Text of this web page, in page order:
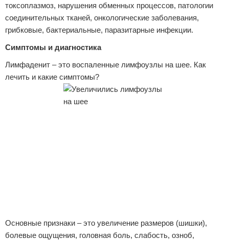
токсоплазмоз, нарушения обменных процессов, патологии
соединительных тканей, онкологические заболевания,
грибковые, бактериальные, паразитарные инфекции.
Симптомы и диагностика
Лимфаденит – это воспаленные лимфоузлы на шее. Как
лечить и какие симптомы?
Основные признаки – это увеличение размеров (шишки),
болевые ощущения, головная боль, слабость, озноб,